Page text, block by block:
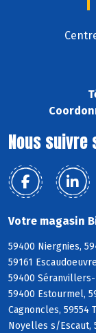
Nous suivre
Votre magasin
59400 Niergnies,
59161
59400
59400 Estourmel,
Cagnoncles, 59554
Noyelles s/Escaut,